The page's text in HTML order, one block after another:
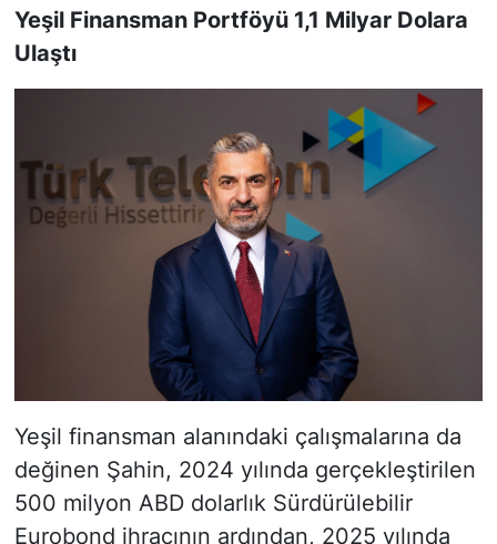
Yeşil Finansman Portföyü 1,1 Milyar Dolara
Ulaştı
Yeşil finansman alanındaki çalışmalarına da
değinen Şahin, 2024 yılında gerçekleştirilen
500 milyon ABD dolarlık Sürdürülebilir
Eurobond ihracının ardından, 2025 yılında